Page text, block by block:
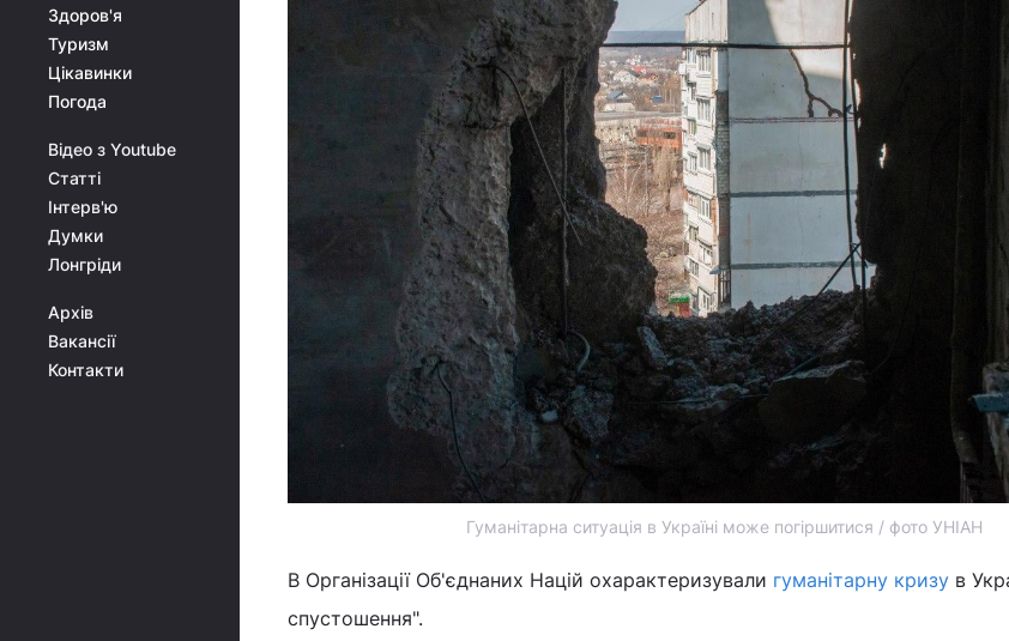
Здоров'я
Туризм
Цікавинки
Погода
Відео з Youtube
Статті
Інтерв'ю
Думки
Лонгріди
Архів
Вакансії
Контакти
Гуманітарна ситуація в Україні може погіршитися / фото УНІАН
В Організації Об'єднаних Націй охарактеризували гуманітарну кризу в
спустошення".